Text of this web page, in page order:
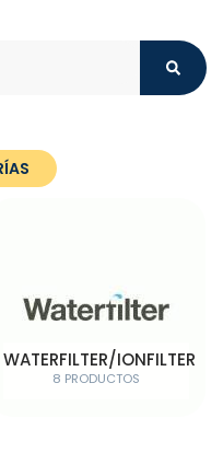
WATERFILTER/IONFILTER
8 PRODUCTOS